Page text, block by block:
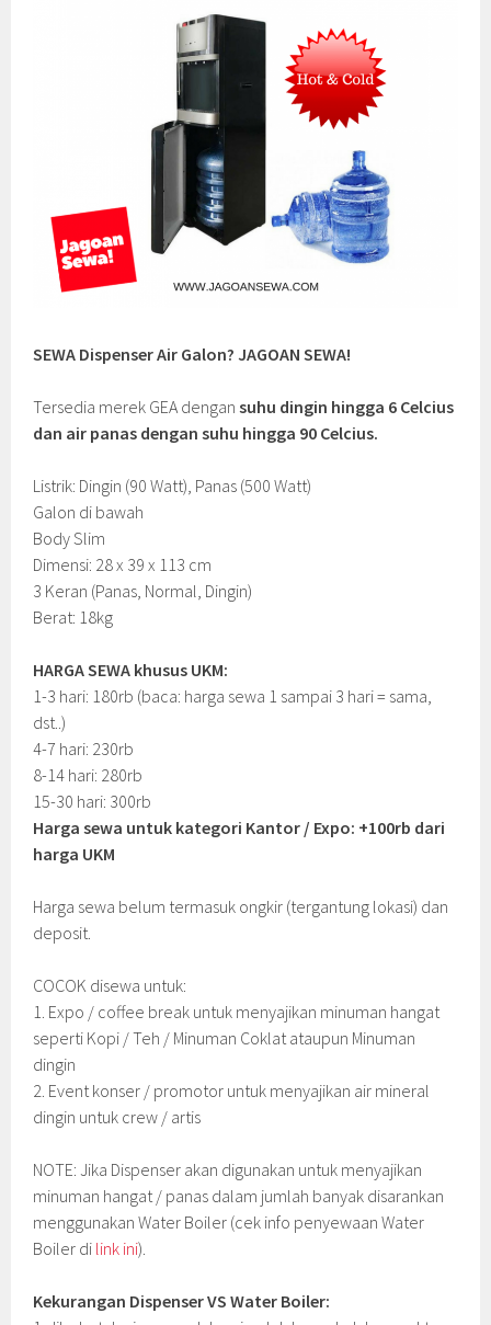
SEWA Dispenser Air Galon? JAGOAN SEWA!
Tersedia merek GEA dengansuhu dingin hingga 6 Celcius
dan air panas dengan suhu hingga 90 Celcius.
Listrik: Dingin (90 Watt), Panas (500 Watt)
Galon di bawah
Body Slim
Dimensi: 28 x 39 x 113 cm
3 Keran (Panas, Normal, Dingin)
Berat: 18kg
HARGA SEWA khusus UKM:
1-3 hari: 180rb (baca: harga sewa 1 sampai 3 hari = sama,
dst..)
4-7 hari: 230rb
8-14 hari: 280rb
15-30 hari: 300rb
Harga sewa untuk kategori Kantor / Expo: +100rb dari
harga UKM
Harga sewa belum termasuk ongkir (tergantung lokasi) dan
deposit.
COCOK disewa untuk:
1. Expo / coffee break untuk menyajikan minuman hangat
seperti Kopi / Teh / Minuman Coklat ataupun Minuman
dingin
2. Event konser / promotor untuk menyajikan air mineral
dingin untuk crew / artis
NOTE: Jika Dispenser akan digunakan untuk menyajikan
minuman hangat / panas dalam jumlah banyak disarankan
menggunakan Water Boiler (cek info penyewaan Water
Boiler di link ini).
Kekurangan Dispenser VS Water Boiler: